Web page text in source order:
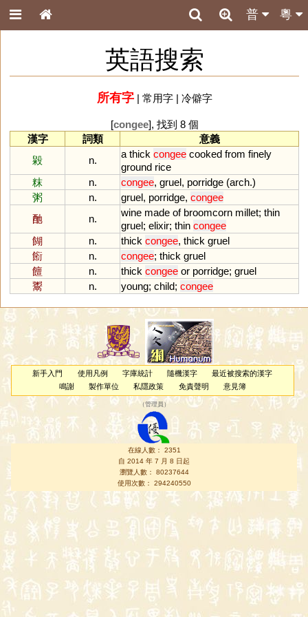
粵
普
英語搜索
所有字| 常用字| 冷僻字
[congee], 找到 8 個
漢字
詞類
意義
毇
n.
a thick congee cooked from finely
ground rice
粖
n. congee, gruel, porridge (arch.)
粥
n. gruel, porridge, congee
酏
n.
wine made of broomcorn millet; thin
gruel; elixir; thin congee
餬
n. thick congee, thick gruel
餰
n. congee; thick gruel
饘
n. thick congee or porridge; gruel
鬻
n. young; child; congee
新手入門 使用凡例 字庫統計 隨機漢字
最近被搜索的漢字
鳴謝
製作單位 私隱政策 免責聲明 意見簿
（管理員 ）
在線人數： 2351
自 2014 年 7 月 8 日起
瀏覽人數： 80237644
使用次數： 294240550